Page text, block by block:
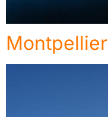
Montpellier